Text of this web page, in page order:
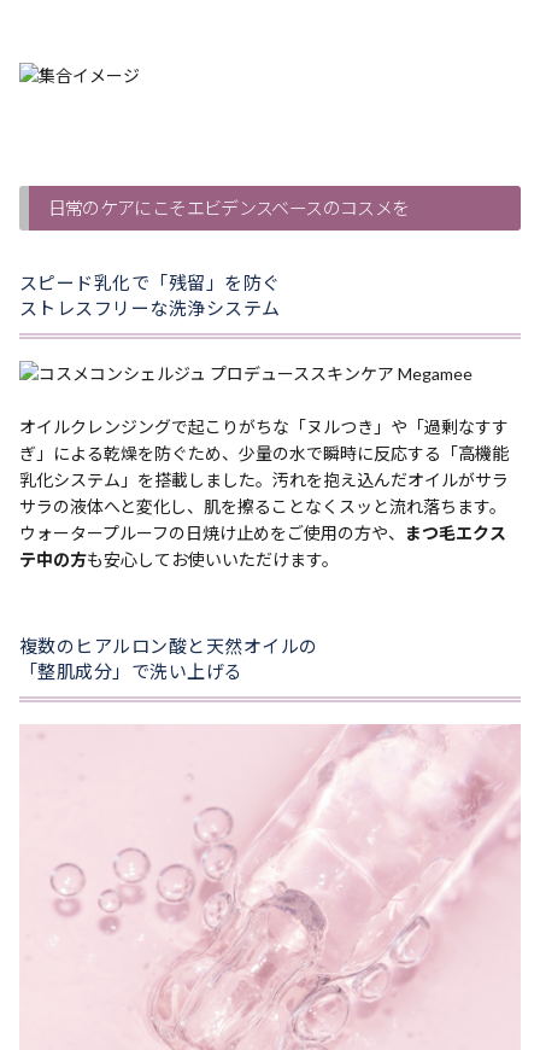
日常のケアにこそエビデンスベースのコスメを
スピード乳化で「残留」を防ぐ
ストレスフリーな洗浄システム
オイルクレンジングで起こりがちな「ヌルつき」や「過剰なすす
ぎ」による乾燥を防ぐため、少量の水で瞬時に反応する「高機能
乳化システム」を搭載しました。汚れを抱え込んだオイルがサラ
サラの液体へと変化し、肌を擦ることなくスッと流れ落ちます。
ウォータープルーフの日焼け止めをご使用の方や、
まつ毛エクス
テ中の方も安心してお使いいただけます。
複数のヒアルロン酸と天然オイルの
「整肌成分」で洗い上げる